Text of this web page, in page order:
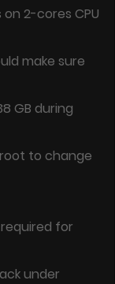
on 2-cores CPU
make sure
GB during
root to change
for
under